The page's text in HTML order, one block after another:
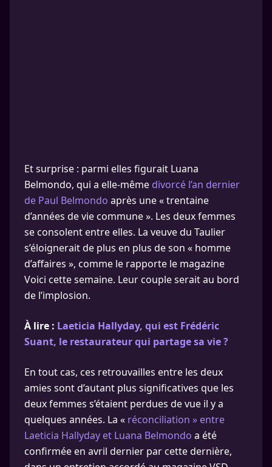
Et surprise : parmi elles figurait Luana
Belmondo, qui a elle-même divorcé l’an dernier
de Paul Belmondo après une « trentaine
d’années de vie commune ». Les deux femmes
se consolent entre elles. La veuve du Taulier
s’éloignerait de plus en plus de son « homme
d’affaires », comme le rapporte le magazine
Voici cette semaine. Leur couple serait au bord
de l’implosion.
À lire : Laeticia Hallyday, qui est Frédéric
Suant, le restaurateur qui partage sa vie ?
En tout cas, ces retrouvailles entre les deux
amies sont d’autant plus significatives que les
deux femmes s’étaient perdues de vue il y a
quelques années. La « réconciliation » entre
Laeticia Hallyday et Luana Belmondo a été
confirmée en avril dernier par cette dernière,